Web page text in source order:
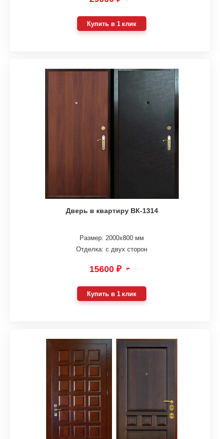
Купить в 1 клик
Дверь в квартиру ВК-1314
Размер: 2000х800 мм
Отделка: с двух сторон
15600 ₽ ₽
Купить в 1 клик